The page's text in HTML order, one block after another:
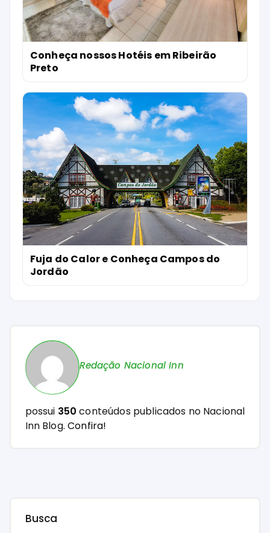
Conheça nossos Hotéis em Ribeirão
Preto
Fuja do Calor e Conheça Campos do
Jordão
Redação Nacional Inn
possui 350 conteúdos publicados no Nacional
Inn Blog.Confira!
Busca